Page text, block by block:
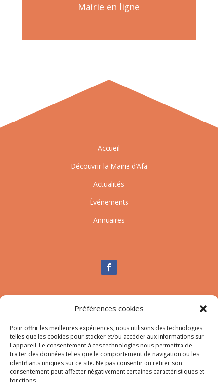
Préférences cookies
Pour offrir les meilleures expériences, nous utilisons des technologies
telles que les cookies pour stocker et/ou accéder aux informations sur
l'appareil. Le consentement à ces technologies nous permettra de
traiter des données telles que le comportement de navigation ou les
identifiants uniques sur ce site. Ne pas consentir ou retirer son
consentement peut affecter négativement certaines caractéristiques et
fonctions.
Mairie en ligne
Accueil
Découvrir la Mairie d’Afa
Actualités
Événements
Annuaires
Nous contacter
Mail:secretariat-mairie@afa.corsica
Adresse :785 Strada d’Afà – Merria 20167 Afa